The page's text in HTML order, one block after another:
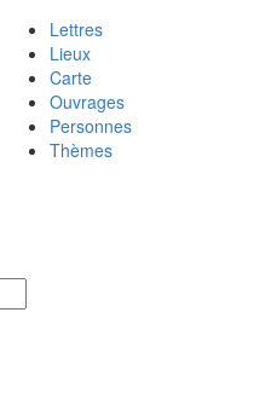
Lettres
Lieux
Carte
Ouvrages
Personnes
Thèmes